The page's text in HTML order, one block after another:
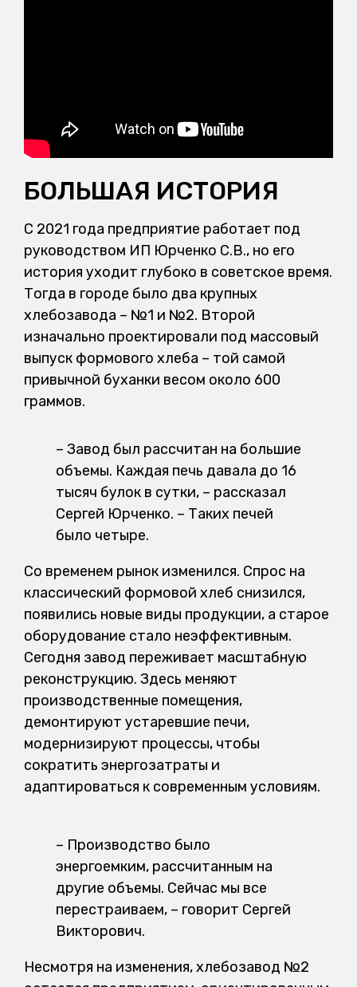
БОЛЬШАЯ ИСТОРИЯ
С 2021 года предприятие работает под
руководством ИП Юрченко С.В., но его
история уходит глубоко в советское время.
Тогда в городе было два крупных
хлебозавода – №1 и №2. Второй
изначально проектировали под массовый
выпуск формового хлеба – той самой
привычной буханки весом около 600
граммов.
– Завод был рассчитан на большие
объемы. Каждая печь давала до 16
тысяч булок в сутки, – рассказал
Сергей Юрченко. – Таких печей
было четыре.
Со временем рынок изменился. Спрос на
классический формовой хлеб снизился,
появились новые виды продукции, а старое
оборудование стало неэффективным.
Сегодня завод переживает масштабную
реконструкцию. Здесь меняют
производственные помещения,
демонтируют устаревшие печи,
модернизируют процессы, чтобы
сократить энергозатраты и
адаптироваться к современным условиям.
– Производство было
энергоемким, рассчитанным на
другие объемы. Сейчас мы все
перестраиваем, – говорит Сергей
Викторович.
Несмотря на изменения, хлебозавод №2